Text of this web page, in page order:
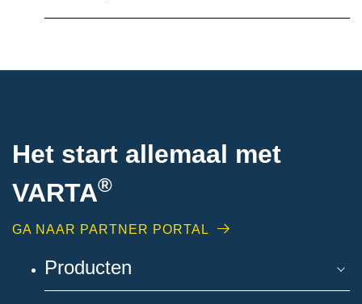
Het start allemaal met
VARTA®
GA NAAR PARTNER PORTAL
Producten